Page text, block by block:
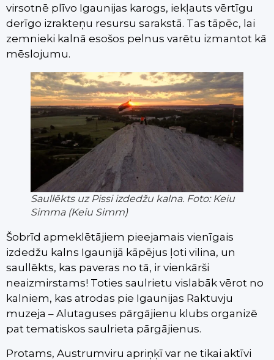
virsotnē plīvo Igaunijas karogs, iekļauts vērtīgu
derīgo izrakteņu resursu sarakstā. Tas tāpēc, lai
zemnieki kalnā esošos pelnus varētu izmantot kā
mēslojumu.
Saullēkts uz Pissi izdedžu kalna. Foto: Keiu
Simma (Keiu Simm)
Šobrīd apmeklētājiem pieejamais vienīgais
izdedžu kalns Igaunijā kāpējus ļoti vilina, un
saullēkts, kas paveras no tā, ir vienkārši
neaizmirstams! Toties saulrietu vislabāk vērot no
kalniem, kas atrodas pie Igaunijas Raktuvju
muzeja – Alutaguses pārgājienu klubs organizē
pat tematiskos saulrieta pārgājienus.
Protams, Austrumviru apriņķī var ne tikai aktīvi